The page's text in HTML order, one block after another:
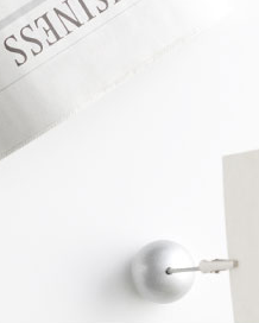
政策信息
活动公告
数据统计分析